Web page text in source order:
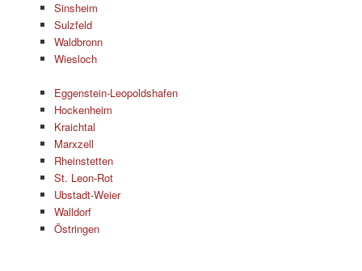
Sinsheim
Sulzfeld
Waldbronn
Wiesloch
Eggenstein-Leopoldshafen
Hockenheim
Kraichtal
Marxzell
Rheinstetten
St. Leon-Rot
Ubstadt-Weier
Walldorf
Östringen